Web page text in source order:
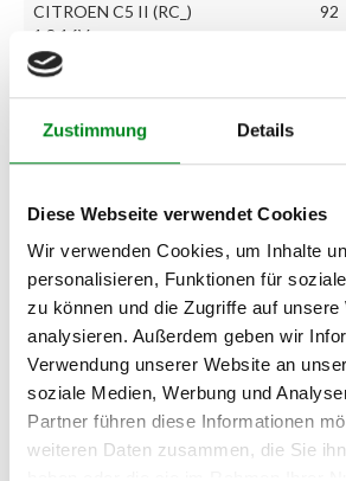
Zustimmung Details
Diese Webseite verwendet Cookies
Wir verwenden Cookies, um Inhalte
personalisieren, Funktionen für
zu können und die Zugriffe auf unsere
analysieren. Außerdem geben wir
Verwendung unserer Website an
soziale Medien, Werbung und
Partner führen diese Informationen
weiteren Daten zusammen, die Sie
CITROEN C5 II (RC_)
1.8 16V
92
CITROEN C5 II Break
(RE_) 1.8 16V
CITROEN C5 II (RC_)
2.2 Hdi
CITROEN C5 II Break
125
CITROEN C5 II Break
(RE_) 2.2 Hdi
120
CITROEN C5 II (RC_)
2.2 Hdi
120
Zur exakten Fahrzeug-Identifizierung